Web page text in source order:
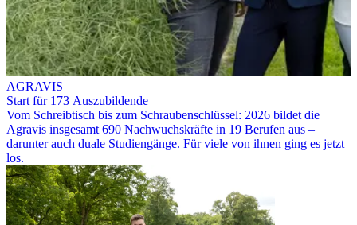
AGRAVIS
Start für 173 Auszubildende
Vom Schreibtisch bis zum Schraubenschlüssel: 2026 bildet die
Agravis insgesamt 690 Nachwuchskräfte in 19 Berufen aus –
darunter auch duale Studiengänge. Für viele von ihnen ging es jetzt
los.